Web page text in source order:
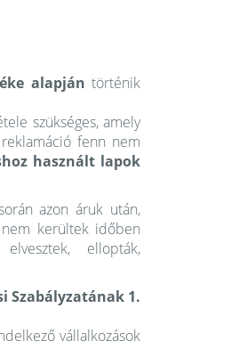
alapjántörténik
szükséges, amely
fenn nem
használt lapok
azon áruk után,
kerültek időben
ellopták,
Szabályzatának 1.
vállalkozások